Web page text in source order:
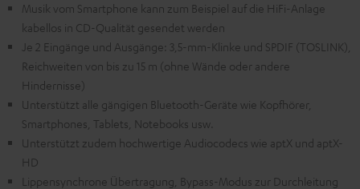
Musik vom Smartphone kann zum Beispiel auf die HiFi-Anlage
kabellos in CD-Qualität gesendet werden
Je 2 Eingänge und Ausgänge: 3,5-mm-Klinke und SPDIF (TOSLINK),
Reichweiten von bis zu 15 m (ohne Wände oder andere
Hindernisse)
Unterstützt alle gängigen Bluetooth-Geräte wie Kopfhörer,
Smartphones, Tablets, Notebooks usw.
Unterstützt zudem hochwertige Audiocodecs wie aptX und aptX-
HD
Lippensynchrone Übertragung, Bypass-Modus zur Durchleitung